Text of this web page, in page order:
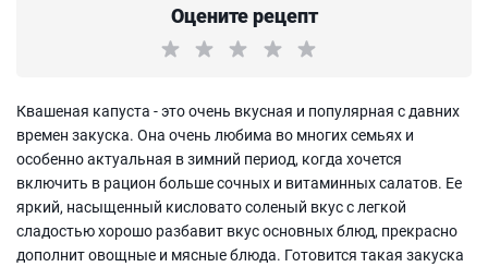
Оцените рецепт
Квашеная капуста - это очень вкусная и популярная с давних
времен закуска. Она очень любима во многих семьях и
особенно актуальная в зимний период, когда хочется
включить в рацион больше сочных и витаминных салатов. Ее
яркий, насыщенный кисловато соленый вкус с легкой
сладостью хорошо разбавит вкус основных блюд, прекрасно
дополнит овощные и мясные блюда. Готовится такая закуска